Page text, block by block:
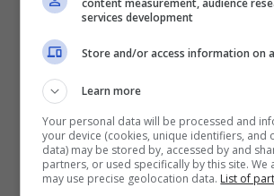
services development
Store and/or access information on
Learn more
Your personal data will be processed and
your device (cookies, unique identifiers, and
data) may be stored by, accessed by and
partners, or used specifically by this site.
may use precise geolocation data. List of